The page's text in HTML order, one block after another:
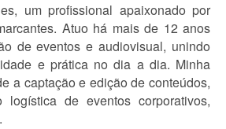
um profissional apaixonado por
Atuo há mais de 12 anos
de eventos e audiovisual, unindo
e prática no dia a dia. Minha
a captação e edição de conteúdos,
logística de eventos corporativos,